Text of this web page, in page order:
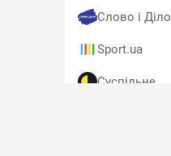
Слово і Діло
Sport.ua
Суспільне